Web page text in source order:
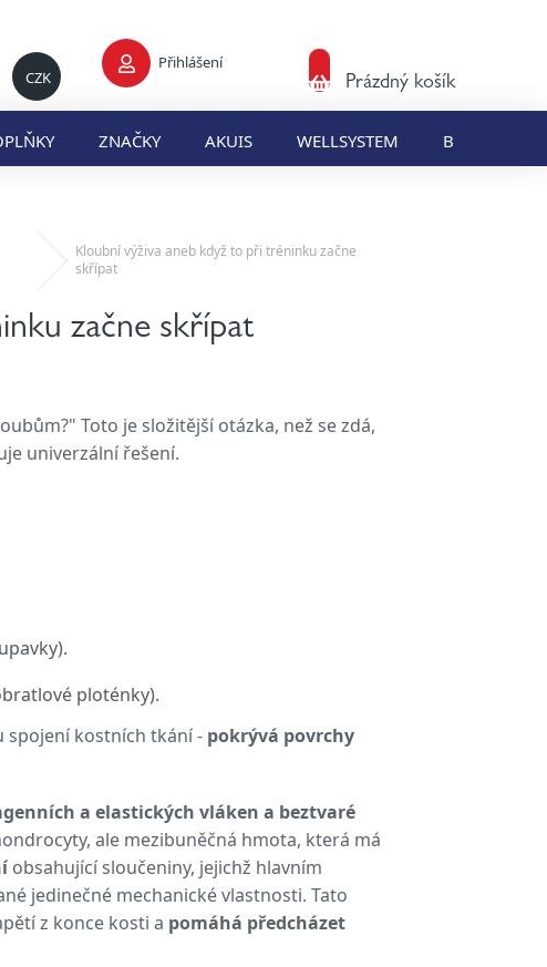
CZK
Přihlášení
Nákupní
košík
Prázdný košík
ZNAČKY AKUIS WELLSYSTEM BLOG
Kloubní výživa aneb když to při tréninku začne
skřípat
začne skřípat
Toto je složitější otázka, než se zdá,
univerzální řešení.
ploténky).
spojení kostních tkání - pokrývá povrchy
a elastických vláken a beztvaré
ale mezibuněčná hmota, která má
obsahující sloučeniny, jejichž hlavním
jedinečné mechanické vlastnosti. Tato
z konce kosti a pomáhá předcházet